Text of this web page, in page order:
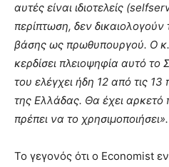
αυτές είναι ιδιοτελείς
περίπτωση, δεν
βάσης ως πρωθυπουργού. Ο
κερδίσει πλειοψηφία αυτό
του ελέγχει ήδη 12 από τις 13
της Ελλάδας. Θα έχει αρκετό
πρέπει να το χρησιμοποιήσει».
Το γεγονός ότι ο Economist